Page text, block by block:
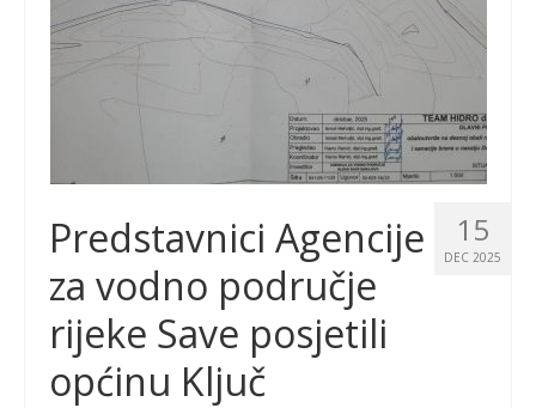
15
DEC 2025
Predstavnici Agencije
za vodno područje
rijeke Save posjetili
općinu Ključ